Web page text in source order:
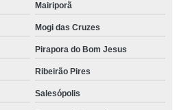
Mairiporã
Mogi das Cruzes
Pirapora do Bom Jesus
Ribeirão Pires
Salesópolis